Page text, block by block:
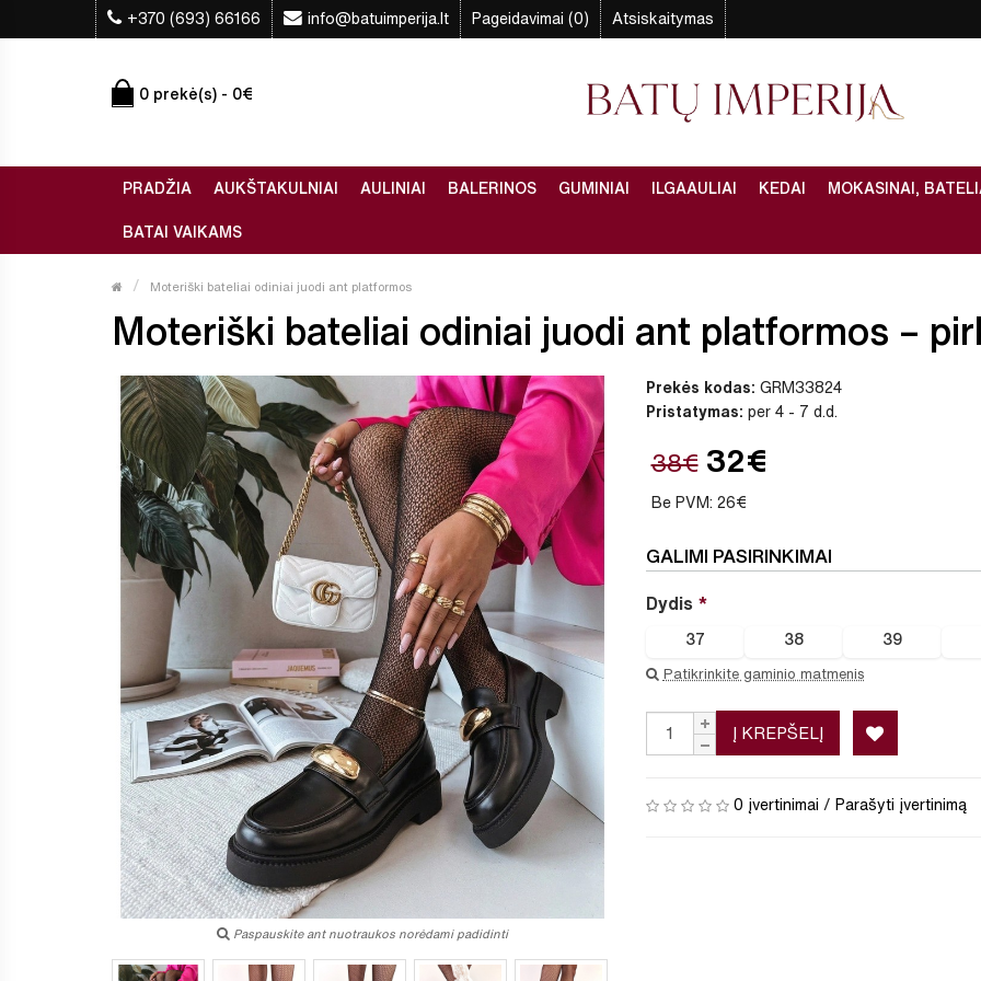
+370 (693) 66166 info@batuimperija.lt Pageidavimai (0) Atsiskaitymas
0 prekė(s) - 0€
PRADŽIA AUKŠTAKULNIAI AULINIAI BALERINOS GUMINIAI ILGAAULIAI KEDAI MOKASINAI,
BATAI VAIKAMS
Moteriški bateliai odiniai juodi ant platformos
Moteriški bateliai odiniai juodi ant platformos –
Paspauskite ant nuotraukos norėdami padidinti
Prekės kodas: GRM33824
Pristatymas: per 4 - 7 d.d.
38€ 32€
Be PVM: 26€
GALIMI PASIRINKIMAI
Dydis
37 38 39
Patikrinkite gaminio matmenis
Į KREPŠELĮ
0 įvertinimai / Parašyti įvertinimą